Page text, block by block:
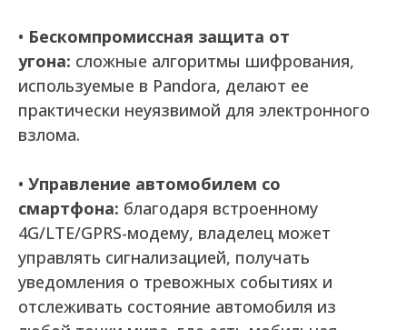
• Бескомпромиссная защита от
угона: сложные алгоритмы шифрования,
используемые в Pandora, делают ее
практически неуязвимой для электронного
взлома.
• Управление автомобилем со
смартфона: благодаря встроенному
4G/LTE/GPRS-модему, владелец может
управлять сигнализацией, получать
уведомления о тревожных событиях и
отслеживать состояние автомобиля из